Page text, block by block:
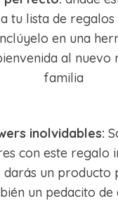
tu lista de
en una
al nuevo
familia
inolvidables:
con este regalo
darás un producto
un pedacito de